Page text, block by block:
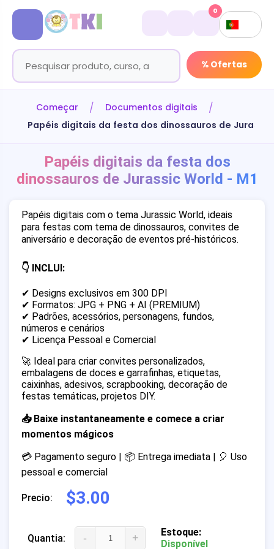
% Ofertas
0
Começar
Documentos digitais
Papéis digitais da festa dos dinossauros de Jurassic
Papéis digitais da festa dos
dinossauros de Jurassic World - M1
Papéis digitais com o tema Jurassic World, ideais
para festas com tema de dinossauros, convites de
aniversário e decoração de eventos pré-históricos.
👇 INCLUI:
✔ Designs exclusivos em 300 DPI
✔ Formatos: JPG + PNG + AI (PREMIUM)
✔ Padrões, acessórios, personagens, fundos,
números e cenários
✔ Licença Pessoal e Comercial
🚀 Ideal para criar convites personalizados,
embalagens de doces e garrafinhas, etiquetas,
caixinhas, adesivos, scrapbooking, decoração de
festas temáticas, projetos DIY.
📥 Baixe instantaneamente e comece a criar
momentos mágicos
💳 Pagamento seguro | 📦 Entrega imediata | 🎈 Uso
pessoal e comercial
Precio: $3.00
Quantia: - +
Estoque:
Disponível